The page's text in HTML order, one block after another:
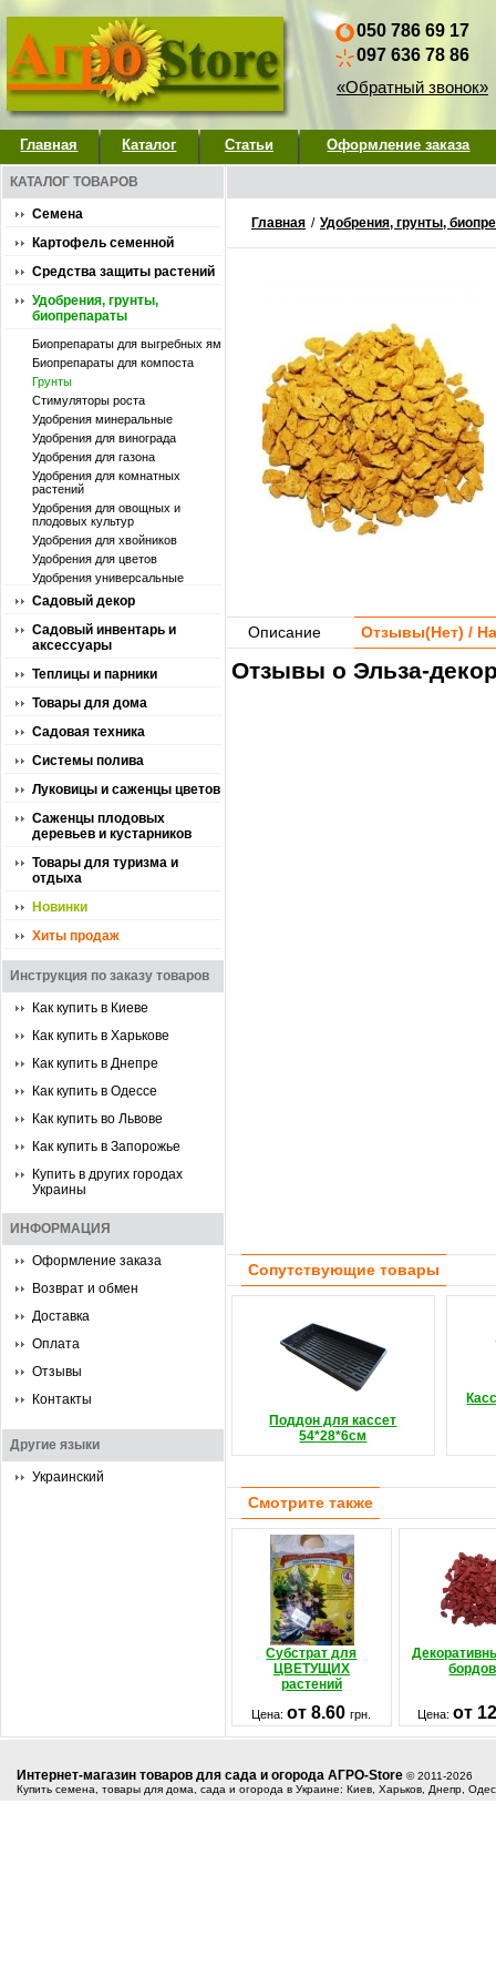
050 786 69 17
097 636 78 86
«Обратный звонок»
Главная Каталог Статьи Оформление заказа
КАТАЛОГ ТОВАРОВ
Семена
Картофель семенной
Средства защиты растений
Удобрения, грунты,
биопрепараты
Биопрепараты для выгребных ям
Биопрепараты для компоста
Грунты
Стимуляторы роста
Удобpения минеральные
Удобрения для винограда
Удобрения для газона
Удобрения для комнатных
растений
Удобрения для овощных и
плодовых культур
Удобрения для хвойников
Удобрения для цветов
Удобрения универсальные
Садовый декор
Садовый инвентарь и
аксессуары
Теплицы и парники
Товары для дома
Садовая техника
Системы полива
Луковицы и саженцы цветов
Саженцы плодовых
деревьев и кустарников
Товары для туризма и
отдыха
Новинки
Хиты продаж
Инструкция по заказу товаров
Как купить в Киеве
Как купить в Харькове
Как купить в Днепре
Как купить в Одессе
Как купить во Львове
Как купить в Запорожье
Купить в других городах
Украины
ИНФОРМАЦИЯ
Оформление заказа
Возврат и обмен
Доставка
Оплата
Отзывы
Контакты
Другие языки
Украинский
Главная / Удобрения, грунты,
Описание Отзывы(Нет) /
Отзывы о Эльза-
Сопутствующие товары
Поддон для кассет
54*28*6см
Смотрите также
Субстрат для
ЦВЕТУЩИХ
растений
Цена:от 8.60грн. Цена: от
Интернет-магазин товаров для сада и огорода АГРО-Store © 2011-2026
Купить семена, товары для дома, сада и огорода в Украине: Киев, Харьков, Днепр,